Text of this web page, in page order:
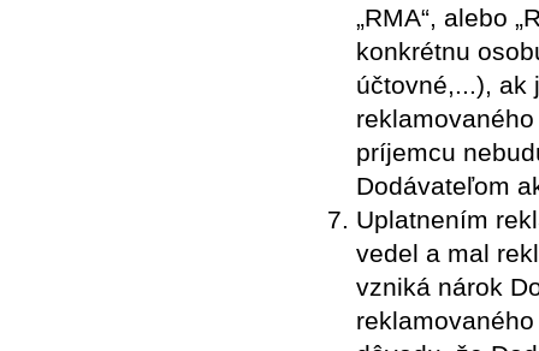
„RMA“, alebo
konkrétnu
účtovné,...), ak
príjemcu
Dodávateľom
Uplatnením
vedel a mal
vzniká nárok